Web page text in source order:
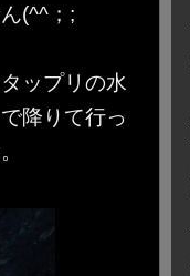
(^^；;
ップリの水
降りて行っ